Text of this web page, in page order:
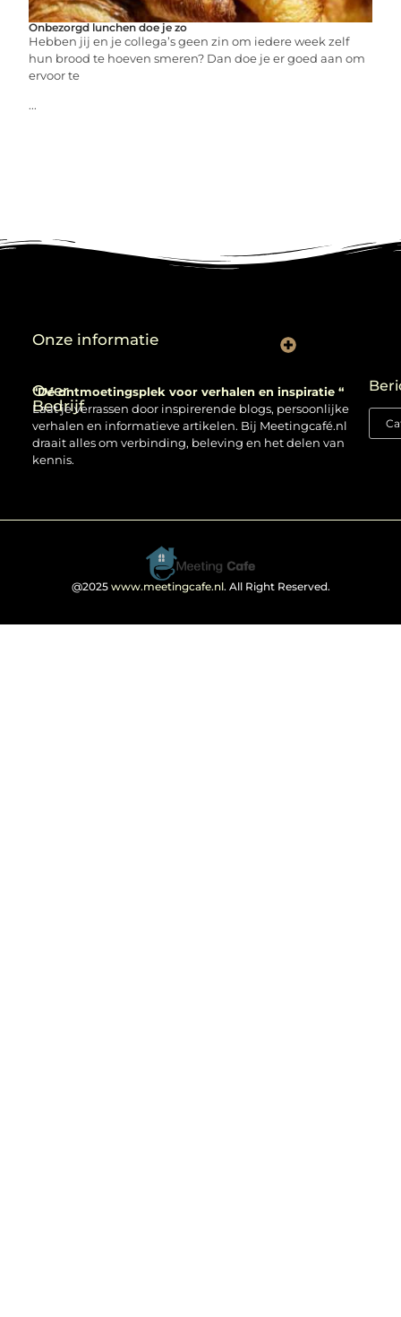
Onbezorgd lunchen doe je zo
Hebben jij en je collega’s geen zin om iedere week zelf
hun brood te hoeven smeren? Dan doe je er goed aan om
ervoor te
...
Over
Bedrijf
“Dé ontmoetingsplek voor verhalen en inspiratie “
Laat je verrassen door inspirerende blogs, persoonlijke
verhalen en informatieve artikelen. Bij Meetingcafé.nl
draait alles om verbinding, beleving en het delen van
kennis.
Onze informatie
@2025 www.meetingcafe.nl. All Right Reserved.